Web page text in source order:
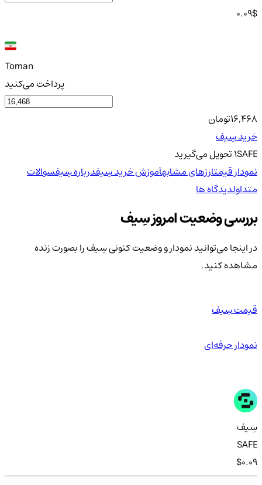
0.09$
Toman
پرداخت می‌کنید
16,468تومان
خرید سِیف
1SAFEتحویلمی‌گیرید
نمودار قیمتارزهای مشابهآموزش خرید سِیفدرباره سِیفسوالات
متداولدیدگاه ها
بررسی وضعیت امروز سِیف
در اینجا می‌توانید نمودار و وضعیت کنونی سِیف را بصورت زنده
مشاهده کنید.
قیمت سِیف
نمودار حرفه‌ای
سِیف
SAFE
$0.09